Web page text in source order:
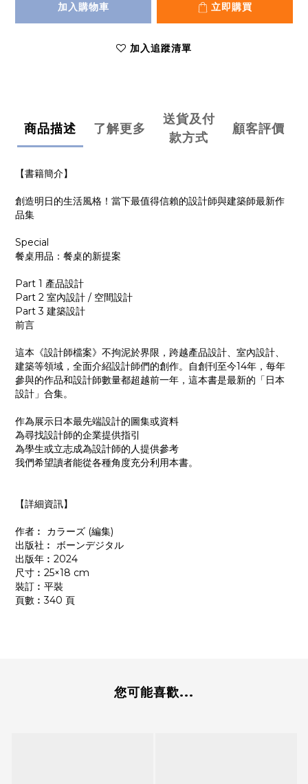
加入購物車 立即購買
加入追蹤清單
商品描述 了解更多
送貨及付
款方式
顧客評價
【書籍簡介】
創造明日的生活風格！當下最值得信賴的設計師與建築師最新作
品集
Special
餐桌用品：餐桌的新提案
Part 1 產品設計
Part 2 室內設計 / 空間設計
Part 3 建築設計
前言
這本《設計師檔案》不拘泥於界限，跨越產品設計、室內設計、
建築等領域，全面介紹設計師們的創作。自創刊至今14年，每年
參與的作品和設計師數量都超越前一年，這本書是最新的「日本
設計」合集。
作為展示日本最先端設計的圖集或資料
為尋找設計師的企業提供指引
為學生或立志成為設計師的人提供參考
我們希望讀者能從各種角度充分利用本書。
【詳細資訊】
作者︰ カラーズ (編集)
出版社︰ ボーンデジタル
出版年︰2024
尺寸︰25×18 cm
裝訂︰平裝
頁數︰340 頁
您可能喜歡...